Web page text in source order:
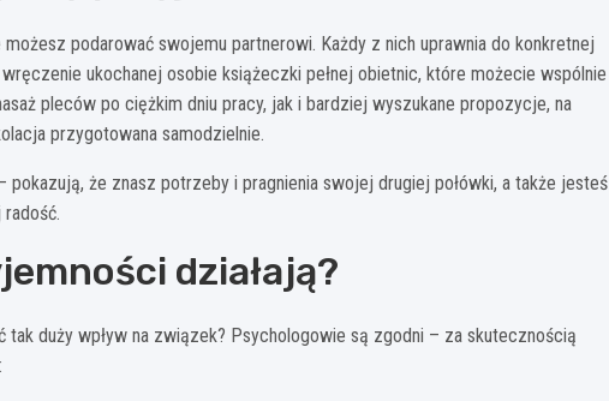
podarować swojemu partnerowi. Każdy z nich uprawnia do konkretnej
ukochanej osobie książeczki pełnej obietnic, które możecie wspólnie
pleców po ciężkim dniu pracy, jak i bardziej wyszukane propozycje, na
przygotowana samodzielnie.
pokazują, że znasz potrzeby i pragnienia swojej drugiej połówki, a także jesteś
działają?
duży wpływ na związek? Psychologowie są zgodni – za skutecznością